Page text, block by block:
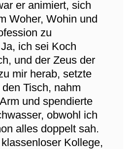
er animiert, sich
Woher, Wohin und
zu
ich sei Koch
und der Zeus der
mir herab, setzte
Tisch, nahm
und spendierte
obwohl ich
alles doppelt sah.
Kollege,